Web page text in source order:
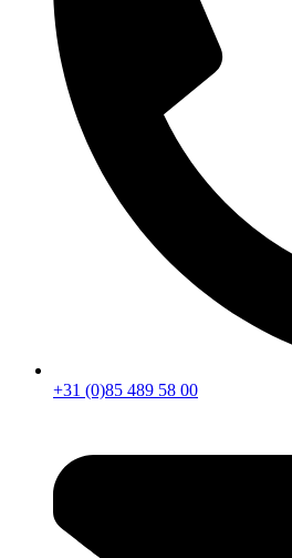
+31 (0)85 489 58 00